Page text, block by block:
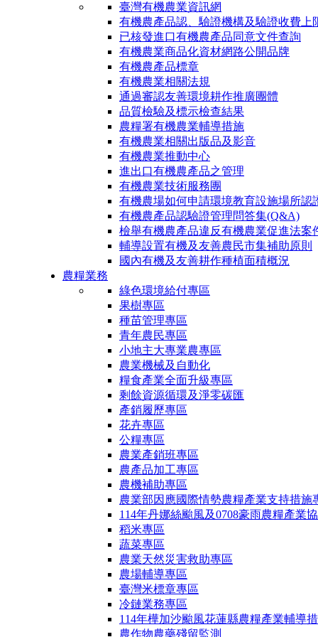
臺灣有機農業資訊網
有機農產品認、驗證機構及驗證收費上
已核發進口有機農產品同意文件查詢
有機農業商品化資材網路公開品牌
有機農產品標章
有機農業相關法規
通過審認友善環境耕作推廣團體
品質檢驗及標示檢查結果
農糧署有機農業輔導措施
有機農業相關出版品及影音
有機農業推動中心
進出口有機農產品之管理
有機農業技術服務團
有機農場如何申請環境教育設施場所認
有機農產品認驗證管理問答集(Q&A)
檢舉有機農產品違反有機農業促進法案
輔導設置有機及友善農民市集補助原則
國內有機及友善耕作種植面積概況
農糧業務
綠色環境給付專區
果樹專區
種苗管理專區
青年農民專區
小地主大專業農專區
農業機械及自動化
糧食產業全面升級專區
剩餘資源循環及淨零碳匯
產銷履歷專區
花卉專區
公糧專區
農業產銷班專區
農產品加工專區
農機補助專區
農業部因應國際情勢農糧產業支持措施
114年丹娜絲颱風及0708豪雨農糧產業
稻米專區
蔬菜專區
農業天然災害救助專區
農場輔導專區
臺灣米標章專區
冷鏈業務專區
114年樺加沙颱風花蓮縣農糧產業輔導
農作物農藥殘留監測